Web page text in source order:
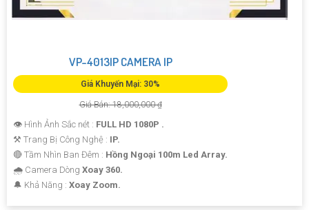
VP-4013IP CAMERA IP
Giá Khuyến Mại: 30%
Giá Bán: 18,000,000 ₫
👁 Hình Ảnh Sắc nét : FULL HD 1080P .
⚒ Trang Bị Công Nghệ : IP.
🔴 Tầm Nhìn Ban Đêm : Hồng Ngoại 100m Led Array.
🌧️ Camera Dòng Xoay 360.
️🔔 Khả Năng : Xoay Zoom.